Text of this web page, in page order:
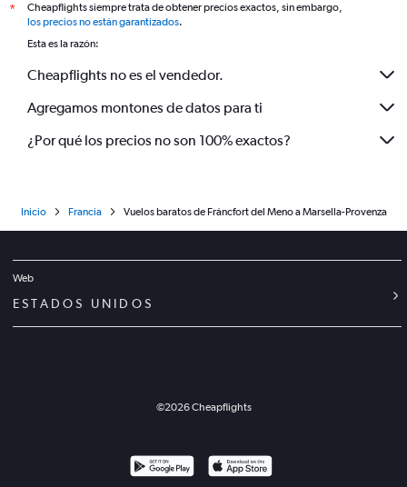
*
Cheapflights siempre trata de obtener precios exactos, sin embargo,
los precios no están garantizados.
Esta es la razón:
Cheapflights no es el vendedor.
Agregamos montones de datos para ti
¿Por qué los precios no son 100% exactos?
Inicio Francia Vuelos baratos de Fráncfort del Meno a Marsella-Provenza
Web
ESTADOS UNIDOS
©2026Cheapflights